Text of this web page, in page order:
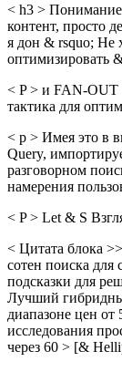
< h3 >
контент, просто
я дон & rsquo; Не
оптимизировать
< P > и FAN-OUT
тактика для
< p > Имея это в
Query,
разговорном
намерения
< P > Let & S
< Цитата блока
сотен поиска для
подсказки для
Лучший
диапазоне цен
исследования
через 60 > [&